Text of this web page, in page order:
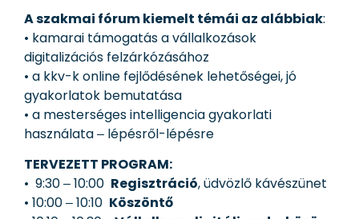
A szakmai fórum kiemelt témái az alábbiak:
• kamarai támogatás a vállalkozások
digitalizációs felzárkózásához
• a kkv-k online fejlődésének lehetőségei, jó
gyakorlatok bemutatása
• a mesterséges intelligencia gyakorlati
használata ‒ lépésről-lépésre
TERVEZETT PROGRAM:
• 9:30 ‒ 10:00 Regisztráció, üdvözlő kávészünet
• 10:00 ‒ 10:10 Köszöntő